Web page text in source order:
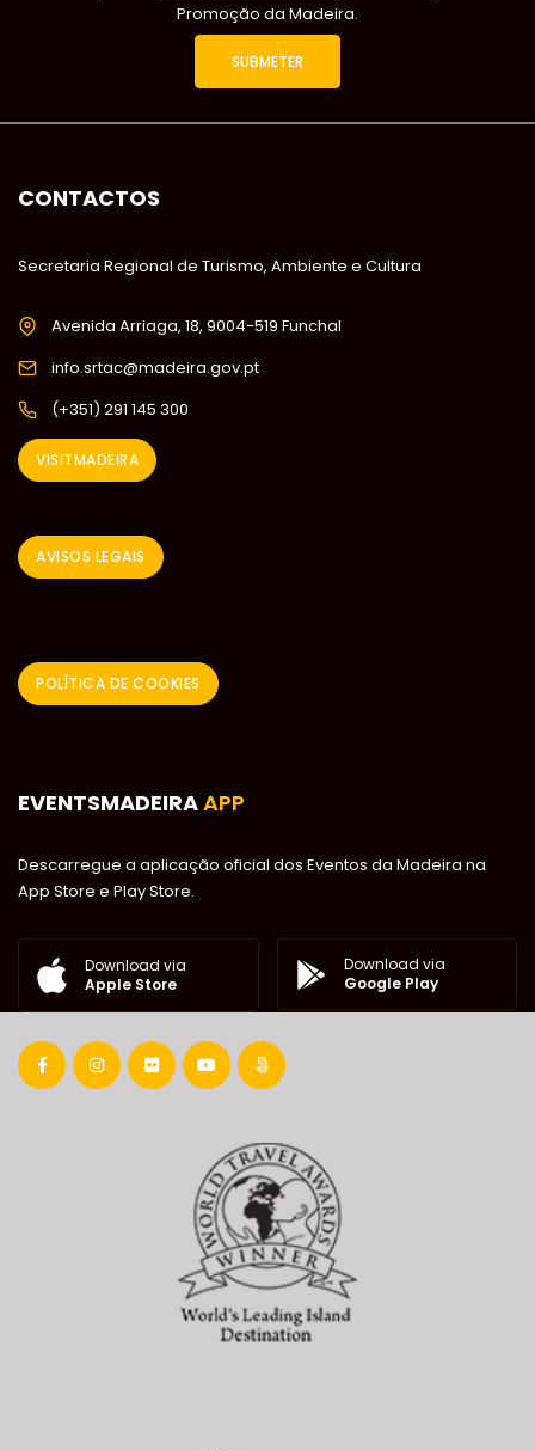
Promoção da Madeira.
CONTACTOS
Secretaria Regional de Turismo, Ambiente e Cultura
Avenida Arriaga, 18, 9004-519 Funchal
info.srtac@madeira.gov.pt
(+351) 291 145 300
VISITMADEIRA
AVISOS LEGAIS
POLÍTICA DE COOKIES
EVENTSMADEIRAAPP
Descarregue a aplicação oficial dos Eventos da Madeira na
App Store e Play Store.
Download via
Apple Store
Download via
Google Play